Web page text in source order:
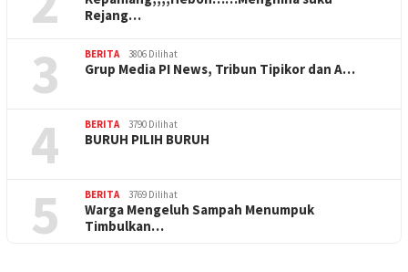
Rejang…
3 BERITA 3806 Dilihat
Grup Media PI News, Tribun Tipikor dan A…
4 BERITA 3790 Dilihat
BURUH PILIH BURUH
5 BERITA 3769 Dilihat
Warga Mengeluh Sampah Menumpuk
Timbulkan…